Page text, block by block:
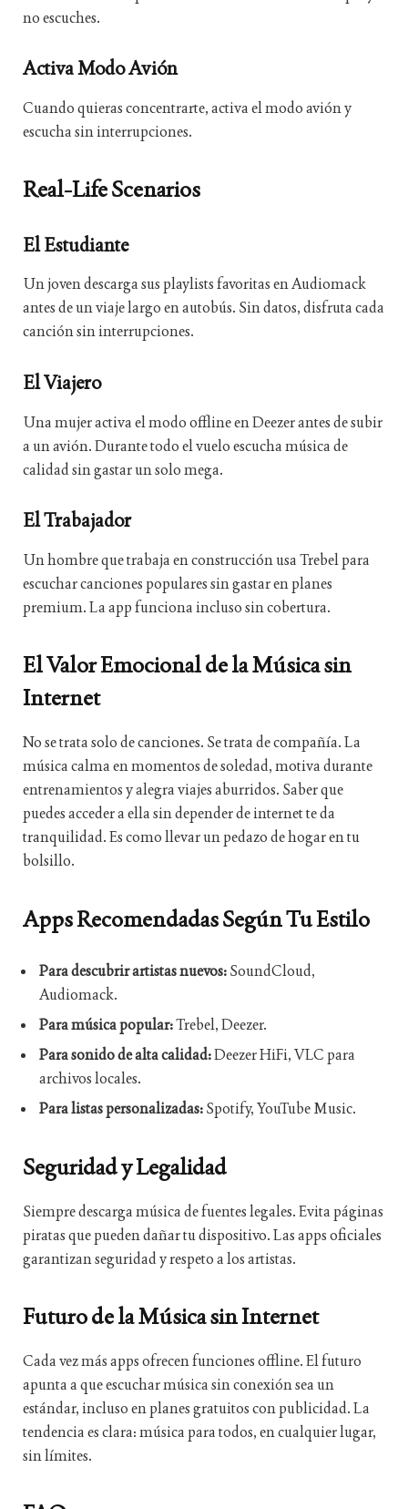
no escuches.
Activa Modo Avión
Cuando quieras concentrarte, activa el modo avión y
escucha sin interrupciones.
Real-Life Scenarios
El Estudiante
Un joven descarga sus playlists favoritas en Audiomack
antes de un viaje largo en autobús. Sin datos, disfruta cada
canción sin interrupciones.
El Viajero
Una mujer activa el modo offline en Deezer antes de subir
a un avión. Durante todo el vuelo escucha música de
calidad sin gastar un solo mega.
El Trabajador
Un hombre que trabaja en construcción usa Trebel para
escuchar canciones populares sin gastar en planes
premium. La app funciona incluso sin cobertura.
El Valor Emocional de la Música sin
Internet
No se trata solo de canciones. Se trata de compañía. La
música calma en momentos de soledad, motiva durante
entrenamientos y alegra viajes aburridos. Saber que
puedes acceder a ella sin depender de internet te da
tranquilidad. Es como llevar un pedazo de hogar en tu
bolsillo.
Apps Recomendadas Según Tu Estilo
Para descubrir artistas nuevos:SoundCloud,
Audiomack.
Para música popular:Trebel, Deezer.
Para sonido de alta calidad:Deezer HiFi, VLC para
archivos locales.
Para listas personalizadas:Spotify, YouTube Music.
Seguridad y Legalidad
Siempre descarga música de fuentes legales. Evita páginas
piratas que pueden dañar tu dispositivo. Las apps oficiales
garantizan seguridad y respeto a los artistas.
Futuro de la Música sin Internet
Cada vez más apps ofrecen funciones offline. El futuro
apunta a que escuchar música sin conexión sea un
estándar, incluso en planes gratuitos con publicidad. La
tendencia es clara: música para todos, en cualquier lugar,
sin límites.